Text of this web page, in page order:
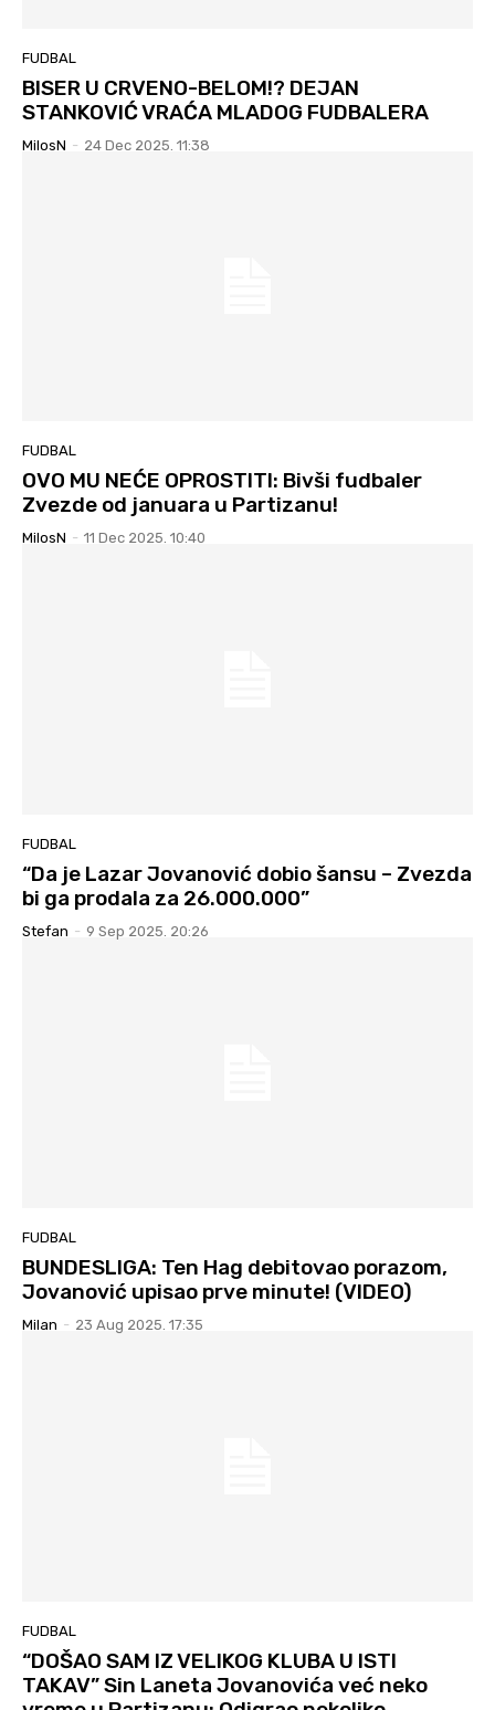
FUDBAL
BISER U CRVENO-BELOM!? DEJAN
STANKOVIĆ VRAĆA MLADOG FUDBALERA
MilosN - 24 Dec 2025. 11:38
FUDBAL
OVO MU NEĆE OPROSTITI: Bivši fudbaler
Zvezde od januara u Partizanu!
MilosN - 11 Dec 2025. 10:40
FUDBAL
“Da je Lazar Jovanović dobio šansu – Zvezda
bi ga prodala za 26.000.000”
Stefan - 9 Sep 2025. 20:26
FUDBAL
BUNDESLIGA: Ten Hag debitovao porazom,
Jovanović upisao prve minute! (VIDEO)
Milan - 23 Aug 2025. 17:35
FUDBAL
“DOŠAO SAM IZ VELIKOG KLUBA U ISTI
TAKAV” Sin Laneta Jovanovića već neko